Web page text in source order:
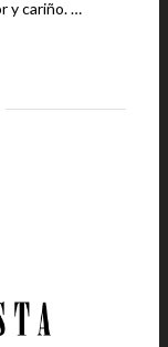
y cariño. …